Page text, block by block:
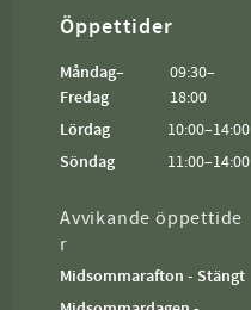
Öppettider
Måndag–
Fredag
09:30–
18:00
Lördag
10:00–14:00
Söndag
11:00–14:00
Avvikande öppettide
r
Midsommarafton - Stängt